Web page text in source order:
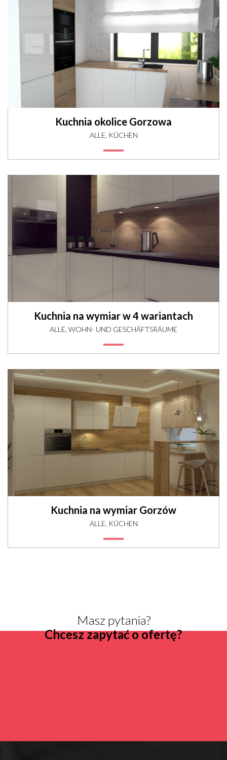
Kuchnia okolice Gorzowa
ALLE, KÜCHEN
Kuchnia na wymiar w 4 wariantach
ALLE, WOHN- UND GESCHÄFTSRÄUME
Kuchnia na wymiar Gorzów
ALLE, KÜCHEN
Masz pytania?
Chcesz zapytać o ofertę?